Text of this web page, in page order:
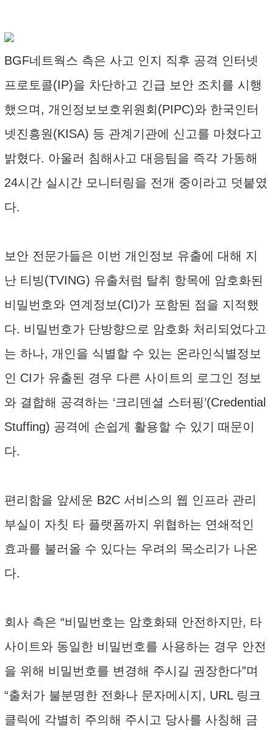
BGF네트웍스 측은 사고 인지 직후 공격 인터넷
프로토콜(IP)을 차단하고 긴급 보안 조치를 시행
했으며, 개인정보보호위원회(PIPC)와 한국인터
넷진흥원(KISA) 등 관계기관에 신고를 마쳤다고
밝혔다. 아울러 침해사고 대응팀을 즉각 가동해
24시간 실시간 모니터링을 전개 중이라고 덧붙였
다.
보안 전문가들은 이번 개인정보 유출에 대해 지
난 티빙(TVING) 유출처럼 탈취 항목에 암호화된
비밀번호와 연계정보(CI)가 포함된 점을 지적했
다. 비밀번호가 단방향으로 암호화 처리되었다고
는 하나, 개인을 식별할 수 있는 온라인식별정보
인 CI가 유출된 경우 다른 사이트의 로그인 정보
와 결합해 공격하는 ‘크리덴셜 스터핑’(Credential
Stuffing) 공격에 손쉽게 활용할 수 있기 때문이
다.
편리함을 앞세운 B2C 서비스의 웹 인프라 관리
부실이 자칫 타 플랫폼까지 위협하는 연쇄적인
효과를 불러올 수 있다는 우려의 목소리가 나온
다.
회사 측은 “비밀번호는 암호화돼 안전하지만, 타
사이트와 동일한 비밀번호를 사용하는 경우 안전
을 위해 비밀번호를 변경해 주시길 권장한다”며
“출처가 불분명한 전화나 문자메시지, URL 링크
클릭에 각별히 주의해 주시고 당사를 사칭해 금